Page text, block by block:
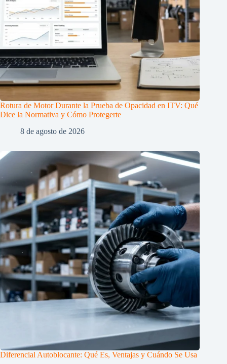
Rotura de Motor Durante la Prueba de Opacidad en ITV: Qué
Dice la Normativa y Cómo Protegerte
8 de agosto de 2026
Diferencial Autoblocante: Qué Es, Ventajas y Cuándo Se Usa